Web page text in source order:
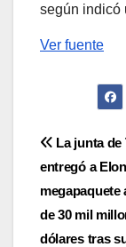
según indicó
Ver fuente
de
La junta de
entregó a
megapaquete
de 30 mil
dólares tras